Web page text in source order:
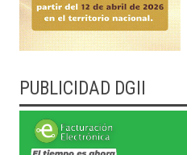
PUBLICIDAD DGII